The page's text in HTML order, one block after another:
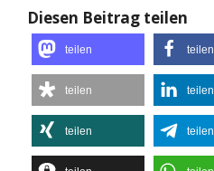
Diesen Beitrag teilen
teilen teilen
teilen teilen
teilen teilen